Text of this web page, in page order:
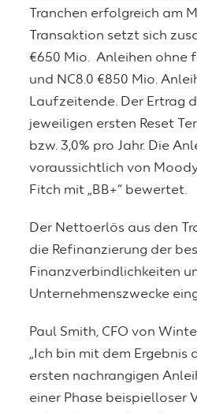
Tranchen erfolgreich am
Transaktion setzt sich
€650 Mio. Anleihen ohne
und NC8.0 €850 Mio.
Laufzeitende. Der Ertrag
jeweiligen ersten Reset
bzw. 3,0% pro Jahr. Die
voraussichtlich von
Fitch mit „BB+“ bewertet.
Der Nettoerlös aus den
die Refinanzierung der
Finanzverbindlichkeiten
Unternehmenszwecke
Paul Smith, CFO von
„Ich bin mit dem Ergebnis
ersten nachrangigen
einer Phase beispielloser